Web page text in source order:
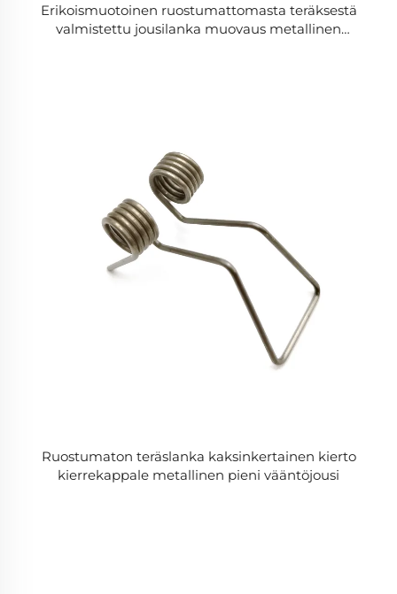
Erikoismuotoinen ruostumattomasta teräksestä
valmistettu jousilanka muovaus metallinen
Ruostumaton teräslanka kaksinkertainen kierto
kierrekappale metallinen pieni vääntöjousi